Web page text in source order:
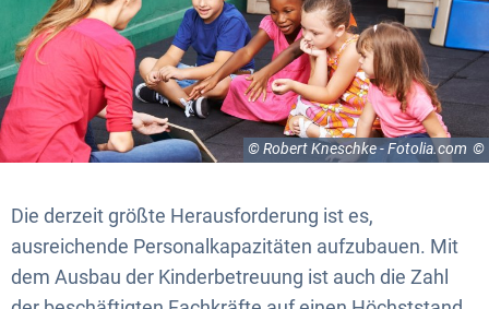
© Robert Kneschke - Fotolia.com
Die derzeit größte Herausforderung ist es,
ausreichende Personalkapazitäten aufzubauen. Mit
dem Ausbau der Kinderbetreuung ist auch die Zahl